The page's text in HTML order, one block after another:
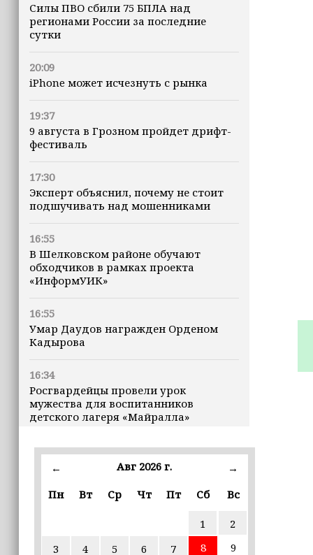
Силы ПВО сбили 75 БПЛА над
регионами России за последние
сутки
20:09
iPhone может исчезнуть с рынка
19:37
9 августа в Грозном пройдет дрифт-
фестиваль
17:30
Эксперт объяснил, почему не стоит
подшучивать над мошенниками
16:55
В Шелковском районе обучают
обходчиков в рамках проекта
«ИнформУИК»
16:55
Умар Даудов награжден Орденом
Кадырова
16:34
Росгвардейцы провели урок
мужества для воспитанников
детского лагеря «Майралла»
16:30
Дмитрий Чернышенко: Внутренний
въездной — на 20,1%
Из бюджета Чечни дополнительно
← Авг 2026 г.
→
Пн
Вт Ср Чт Пт Сб Вс
1
2
3
4 5 6 7 8
9